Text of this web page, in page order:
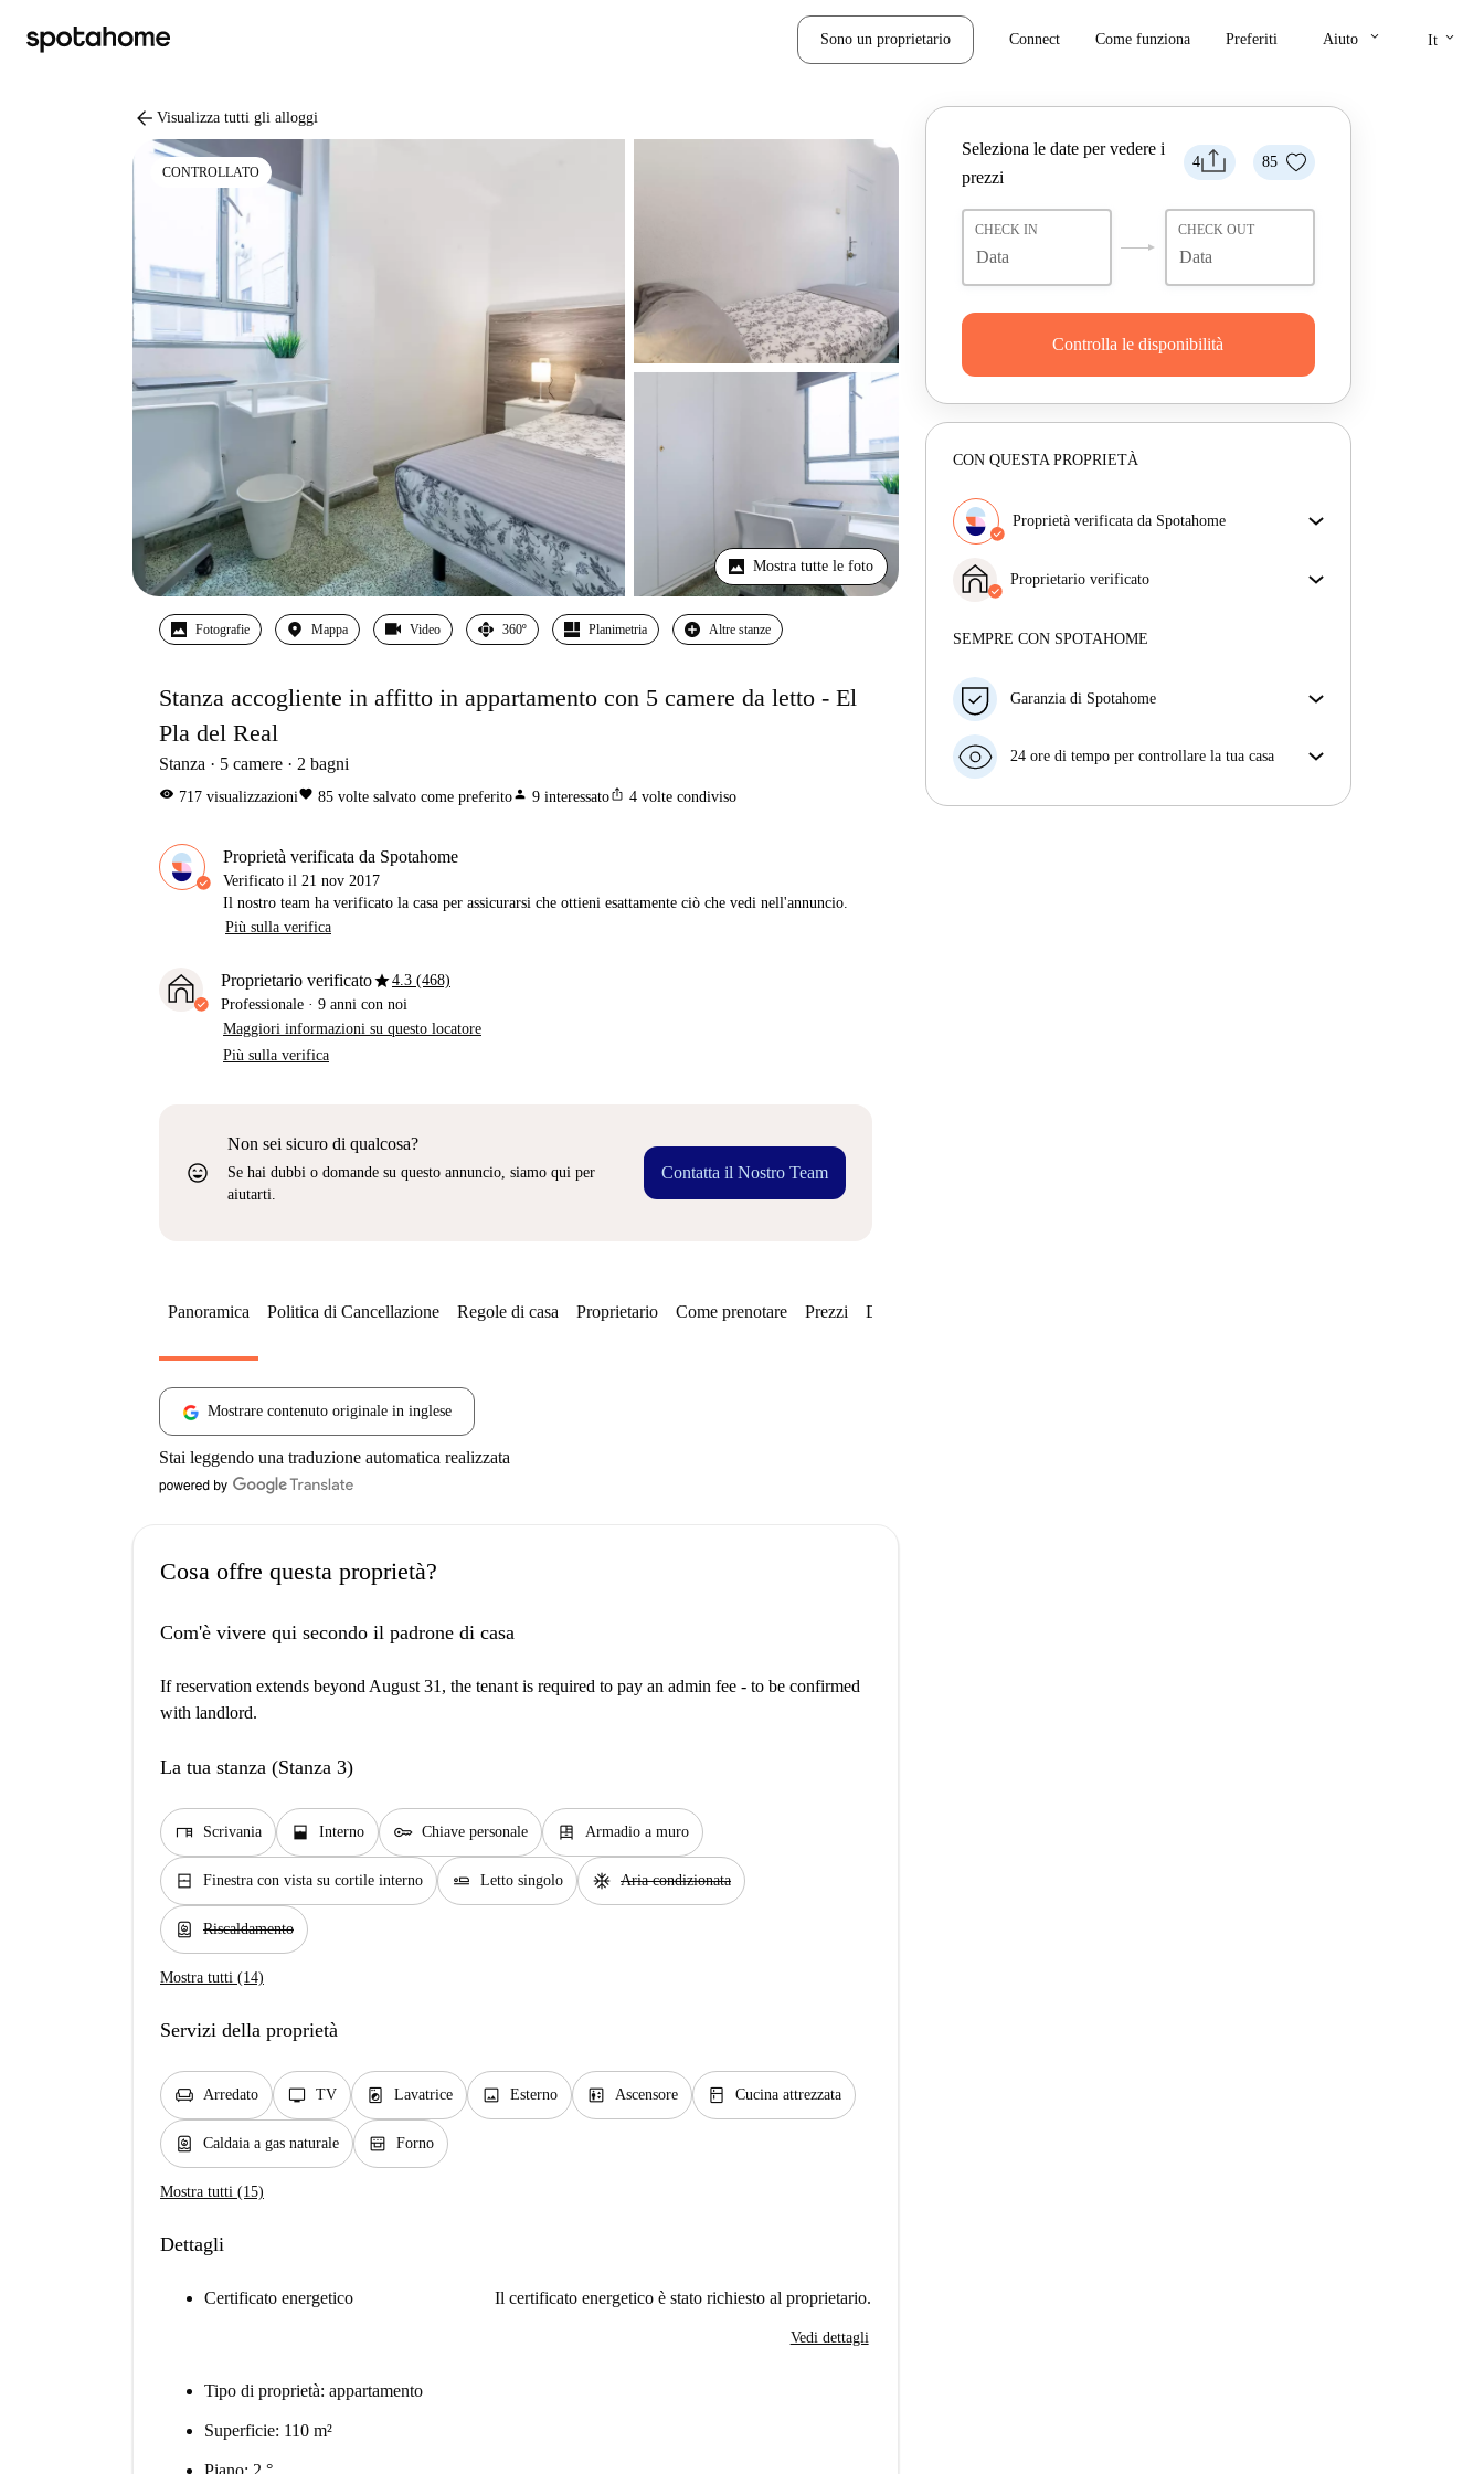
Sono un proprietario Connect Come funziona Preferiti Aiuto keyboard_arrow_down It keyboard_arrow_down
arrow_back Visualizza tutti gli alloggi
CONTROLLATO
Mostra tutte le foto
Fotografie Mappa Video 360º Planimetria Altre stanze
Stanza accogliente in affitto in appartamento con 5 camere da letto - El
Pla del Real
Stanza 5 camere 2 bagni
visibility 717 visualizzazionifavorite 85 volte salvato come preferitoperson 9 interessatoios_share 4 volte condiviso
Proprietà verificata da Spotahome
Verificato il 21 nov 2017
Il nostro team ha verificato la casa per assicurarsi che ottieni esattamente ciò che vedi nell'annuncio.
Più sulla verifica
Proprietario verificatostar4.3 (468)
Professionale · 9 anni con noi
Maggiori informazioni su questo locatore
Più sulla verifica
sentiment_very_satisfied
Non sei sicuro di qualcosa?
Se hai dubbi o domande su questo annuncio, siamo qui per
aiutarti.
Contatta il Nostro Team
4 85
Seleziona le date per vedere i
prezzi
CHECK IN CHECK OUT
Controlla le disponibilità
CON QUESTA PROPRIETÀ
Proprietà verificata da Spotahome
ottieni esattamente ciò che vedi nell'annuncio.
Più sulla verifica
Proprietario verificato
Maggiori informazioni su questo locatore
SEMPRE CON SPOTAHOME
Garanzia di Spotahome
con breve preavviso, noi A) ti pagheremo un hotel e
B) ti rimborseremo totalmente
24 ore di tempo per controllare la tua casa
Panoramica Politica di Cancellazione Regole di casa Proprietario Come prenotare Prezzi Disponibilità
Mostrare contenuto originale in inglese
Stai leggendo una traduzione automatica realizzata
Cosa offre questa proprietà?
Com'è vivere qui secondo il padrone di casa
If reservation extends beyond August 31, the tenant is required to pay an admin fee - to be confirmed
with landlord.
La tua stanza (Stanza 3)
desk Scrivania window_open Interno key Chiave personale dresser Armadio a muro
window_closed Finestra con vista su cortile interno airline_seat_flat Letto singolo ac_unit Aria condizionata
water_heater Riscaldamento
Mostra tutti (14)
Servizi della proprietà
chair Arredato tv TV local_laundry_service Lavatrice image Esterno elevator Ascensore kitchen Cucina attrezzata
water_heater Caldaia a gas naturale oven_gen Forno
Mostra tutti (15)
Dettagli
Certificato energetico Il certificato energetico è stato richiesto al proprietario.
Vedi dettagli
Tipo di proprietà: appartamento
Superficie: 110 m²
Piano: 2 °